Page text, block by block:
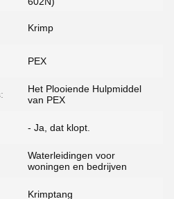
Krimp
PEX
Het Plooiende Hulpmiddel
van PEX
- Ja, dat klopt.
Waterleidingen voor
woningen en bedrijven
Krimptang